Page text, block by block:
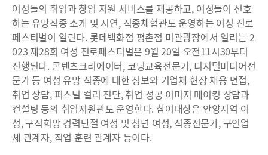
여성들의 취업과 창업 지원 서비스를 제공하고, 여성들이 선호
하는 유망직종 소개 및 시연, 직종체험관도 운영하는 여성 진로
페스티벌이 열린다. 롯데백화점 평촌점 미관광장에서 열리는 2
023 제28회 여성 진로페스티벌은 9월 20일 오전11시30부터
진행된다. 콘텐츠크리에이터, 코딩교육전문가, 디지털미디어전
문가 등 여성 유망 직종에 대한 정보와 기업체 현장 채용 면접,
취업 상담, 퍼스널 컬러 진단, 취업 성공 이미지 메이킹 상담과
컨설팅 등의 취업지원관도 운영한다. 참여대상은 안양지역 여
성, 구직희망 경력단절 여성 및 청년 여성, 직종전문가, 구인업
체 관계자, 직업 훈련 관계자 등이다.